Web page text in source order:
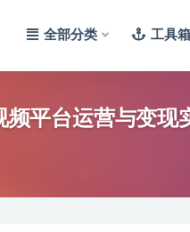
全部分类 工具箱
平台运营与变现